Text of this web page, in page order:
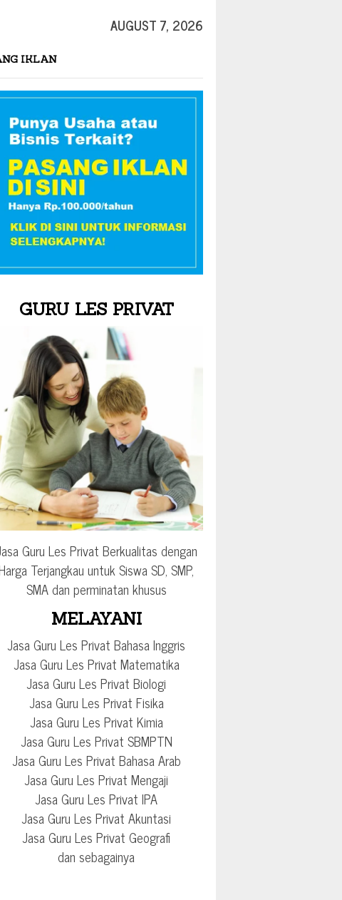
AUGUST 7, 2026
IKLAN
GURU LES PRIVAT
Guru Les Privat Berkualitas dengan
Terjangkau untuk Siswa SD, SMP,
SMA dan perminatan khusus
MELAYANI
Jasa Guru Les Privat Bahasa Inggris
Jasa Guru Les Privat Matematika
Jasa Guru Les Privat Biologi
Jasa Guru Les Privat Fisika
Jasa Guru Les Privat Kimia
Jasa Guru Les Privat SBMPTN
Jasa Guru Les Privat Bahasa Arab
Jasa Guru Les Privat Mengaji
Jasa Guru Les Privat IPA
Jasa Guru Les Privat Akuntasi
Jasa Guru Les Privat Geografi
dan sebagainya